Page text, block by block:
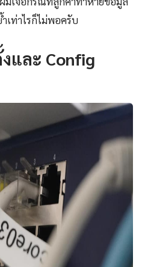
เท่าไรก็ไม่พอครับ
และ Config